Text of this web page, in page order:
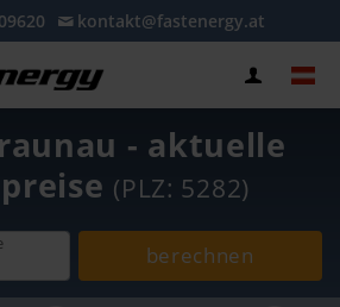
kontakt@fastenergy.at
- aktuelle
(PLZ: 5282)
berechnen